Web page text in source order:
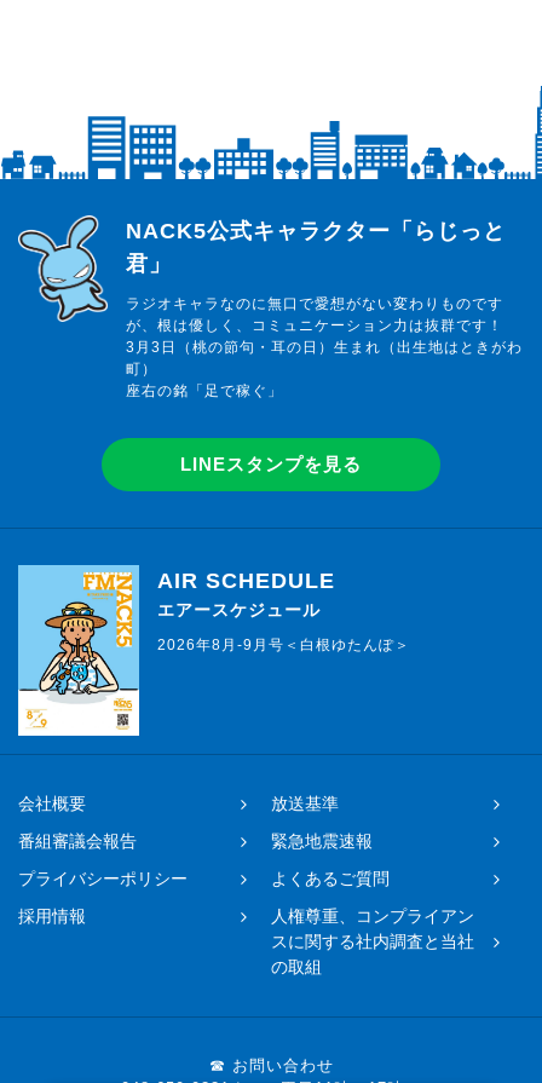
らじっと君
NACK5公式キャラクター「らじっと
君」
ラジオキャラなのに無口で愛想がない変わりものです
が、根は優しく、コミュニケーション力は抜群です！
3月3日（桃の節句・耳の日）生まれ（出生地はときがわ
町）
座右の銘「足で稼ぐ」
LINEスタンプを見る
AIR SCHEDULE
エアースケジュール
2026年8月-9月号＜白根ゆたんぽ＞
会社概要
放送基準
番組審議会報告
緊急地震速報
プライバシーポリシー
よくあるご質問
採用情報
人権尊重、コンプライアン
スに関する社内調査と当社
の取組
☎ お問い合わせ